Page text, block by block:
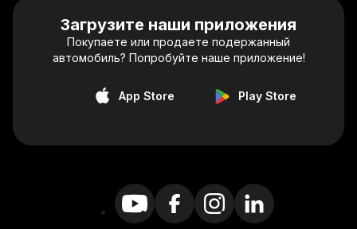
Загрузите наши приложения
Покупаете или продаете подержанный
автомобиль? Попробуйте наше приложение!
App Store Play Store